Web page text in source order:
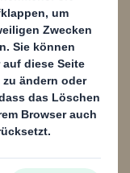
zu erfüllen
um Ihre
zu